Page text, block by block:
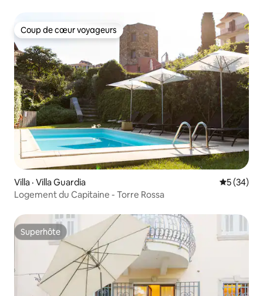
Coup de cœur voyageurs
Coup de cœur voyageurs
Villa · Villa Guardia Note
5 (34)
Logement du Capitaine - Torre Rossa
Superhôte
Superhôte